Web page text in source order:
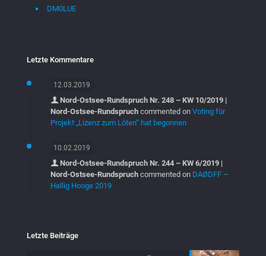
DM0LUE
Letzte Kommentare
12.03.2019
Nord-Ostsee-Rundspruch Nr. 248 – KW 10/2019 |
Nord-Ostsee-Rundspruch commented on Voting für
Projekt „Lizenz zum Löten“ hat begonnen
10.02.2019
Nord-Ostsee-Rundspruch Nr. 244 – KW 6/2019 |
Nord-Ostsee-Rundspruch commented on DAØDFF –
Hallig Hooge 2019
Letzte Beiträge